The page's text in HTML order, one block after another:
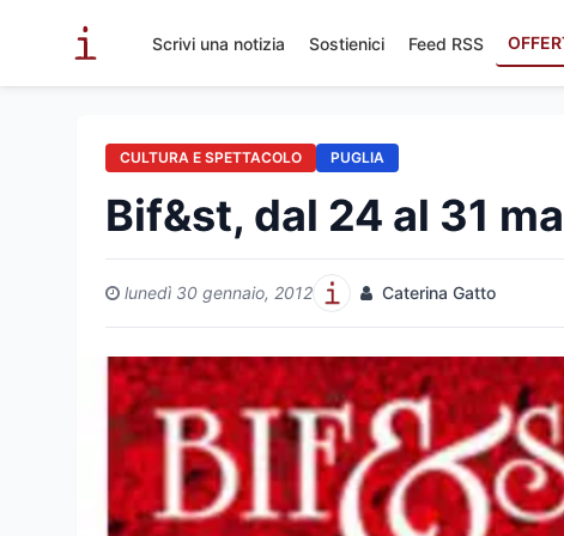
Scrivi una notizia Sostienici Feed RSS
CULTURA E SPETTACOLO PUGLIA
Bif&st, dal 24 al 31
lunedì 30 gennaio, 2012 Caterina Gatto